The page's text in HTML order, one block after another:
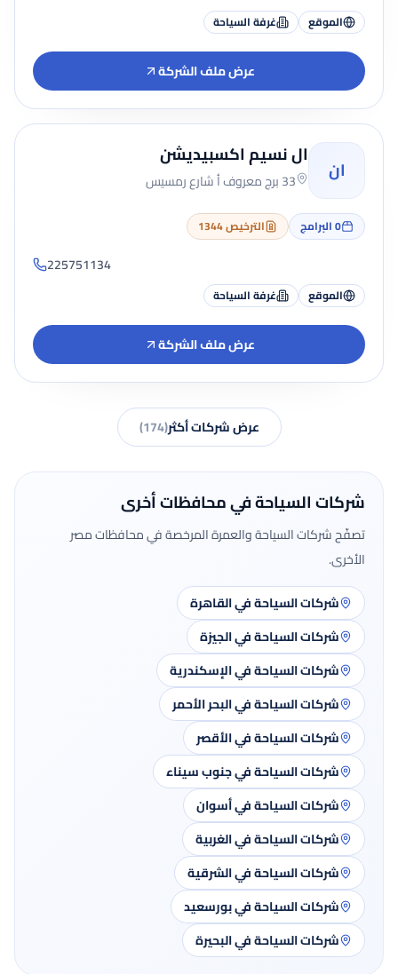
الموقع غرفة السياحة
عرض ملف الشركة
ان
ال نسيم اكسبيديشن
33 برج معروف أ شارع رمسيس
0البرامج الترخيص 1344
225751134
الموقع غرفة السياحة
عرض ملف الشركة
عرض شركات أكثر(
174
)
شركات السياحة في محافظات أخرى
تصفّح شركات السياحة والعمرة المرخصة في محافظات مصر
الأخرى.
شركات السياحة في القاهرة
شركات السياحة في الجيزة
شركات السياحة في الإسكندرية
شركات السياحة في البحر الأحمر
شركات السياحة في الأقصر
شركات السياحة في جنوب سيناء
شركات السياحة في أسوان
شركات السياحة في الغربية
شركات السياحة في الشرقية
شركات السياحة في بورسعيد
شركات السياحة في البحيرة